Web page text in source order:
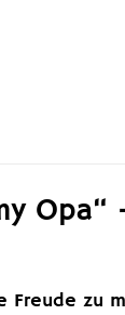
Opa“
zu